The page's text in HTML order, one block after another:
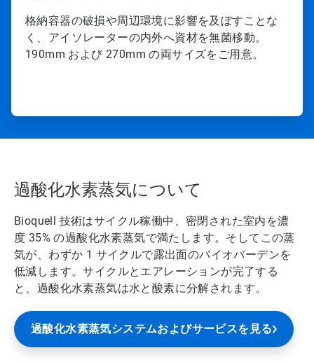
格納容器の破損や周辺環境に影響を及ぼすことな
く、アイソレーターの内外へ資材を無菌移動。
190mm および 270mm の両サイズをご用意。
過酸化水素蒸気について
Bioquell 技術はサイクル稼働中、密閉された室内を濃
度 35% の過酸化水素蒸気で満たします。そしてこの蒸
気が、わずか 1 サイクルで露出面のバイオバーデンを
低減します。サイクルとエアレーションが完了する
と、過酸化水素蒸気は水と酸素に分解されます。
過酸化水素蒸気システムおよびサービスを見る